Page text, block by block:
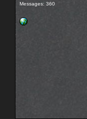
Messages: 360